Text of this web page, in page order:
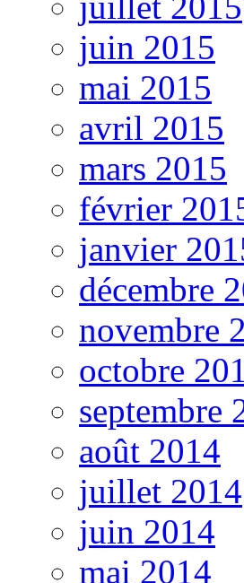
juin 2015
mai 2015
avril 2015
mars 2015
février
janvier
décembre
novembre
octobre
septembre
août 2014
juillet 2014
juin 2014
mai 2014